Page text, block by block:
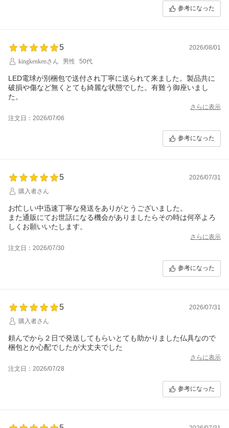
参考になった
5
2026/08/01
kingkenkenさん
男性 50代
LED電球が別梱包で送付され丁寧に送られて来ました。製品共に
破損や傷など無くとても綺麗な状態でした。有難う御座いまし
た。
さらに表示
注文日：2026/07/06
参考になった
5
2026/07/31
購入者さん
お忙しい中迅速丁寧な発送をありがとうございました。
また通販にてお世話になる機会がありましたらその時は何卒よろ
しくお願いいたします。
さらに表示
注文日：2026/07/30
参考になった
5
2026/07/31
購入者さん
頼んでから２日で発送してもらいとても助かりました仏具なので
梱包とか心配でしたが大丈夫でした
さらに表示
注文日：2026/07/28
参考になった